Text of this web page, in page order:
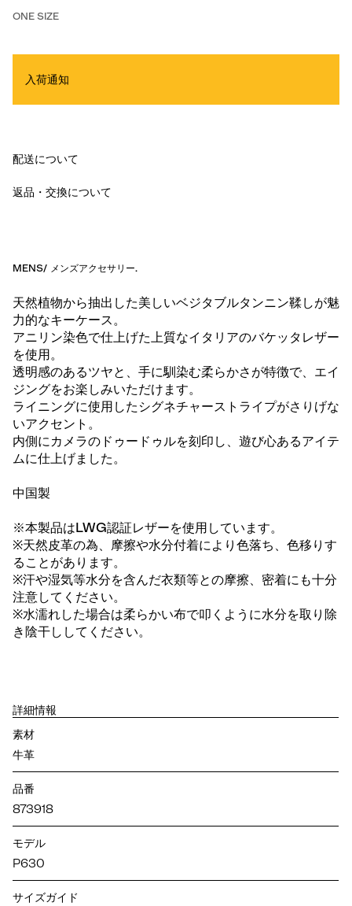
ONE SIZE
入荷通知
配送について
返品・交換について
MENS/ メンズアクセサリー.
天然植物から抽出した美しいベジタブルタンニン鞣しが魅
力的なキーケース。
アニリン染色で仕上げた上質なイタリアのバケッタレザー
を使用。
透明感のあるツヤと、手に馴染む柔らかさが特徴で、エイ
ジングをお楽しみいただけます。
ライニングに使用したシグネチャーストライプがさりげな
いアクセント。
内側にカメラのドゥードゥルを刻印し、遊び心あるアイテ
ムに仕上げました。
中国製
※本製品はLWG認証レザーを使用しています。
※天然皮革の為、摩擦や水分付着により色落ち、色移りす
ることがあります。
※汗や湿気等水分を含んだ衣類等との摩擦、密着にも十分
注意してください。
※水濡れした場合は柔らかい布で叩くように水分を取り除
き陰干ししてください。
詳細情報
素材
牛革
品番
873918
モデル
P630
サイズガイド